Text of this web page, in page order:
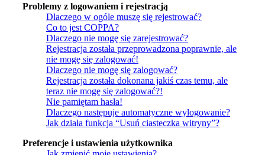
Problemy z logowaniem i rejestracją
Dlaczego w ogóle muszę się rejestrować?
Co to jest COPPA?
Dlaczego nie mogę się zarejestrować?
Rejestracja została przeprowadzona poprawnie, ale
nie mogę się zalogować!
Dlaczego nie mogę się zalogować?
Rejestracja została dokonana jakiś czas temu, ale
teraz nie mogę się zalogować?!
Nie pamiętam hasła!
Dlaczego następuje automatyczne wylogowanie?
Jak działa funkcja “Usuń ciasteczka witryny”?
Preferencje i ustawienia użytkownika